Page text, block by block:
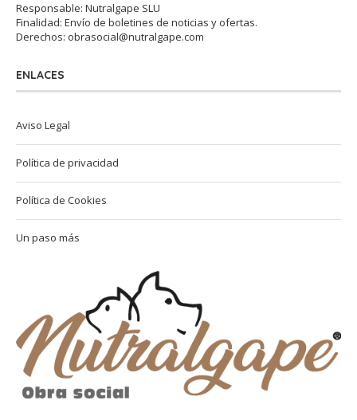
Responsable: Nutralgape SLU
Finalidad: Envío de boletines de noticias y ofertas.
Derechos: obrasocial@nutralgape.com
ENLACES
Aviso Legal
Política de privacidad
Política de Cookies
Un paso más